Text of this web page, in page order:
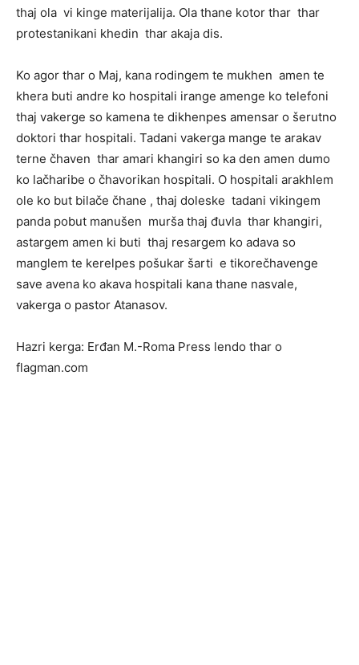
thaj ola vi kinge materijalija. Ola thane kotor thar thar
protestanikani khedin thar akaja dis.
Ko agor thar o Maj, kana rodingem te mukhen amen te
khera buti andre ko hospitali irange amenge ko telefoni
thaj vakerge so kamena te dikhenpes amensar o šerutno
doktori thar hospitali. Tadani vakerga mange te arakav
terne čhaven thar amari khangiri so ka den amen dumo
ko lačharibe o čhavorikan hospitali. O hospitali arakhlem
ole ko but bilače čhane , thaj doleske tadani vikingem
panda pobut manušen murša thaj đuvla thar khangiri,
astargem amen ki buti thaj resargem ko adava so
manglem te kerelpes pošukar šarti e tikorečhavenge
save avena ko akava hospitali kana thane nasvale,
vakerga o pastor Atanasov.
Hazri kerga: Erđan M.-Roma Press lendo thar o
flagman.com